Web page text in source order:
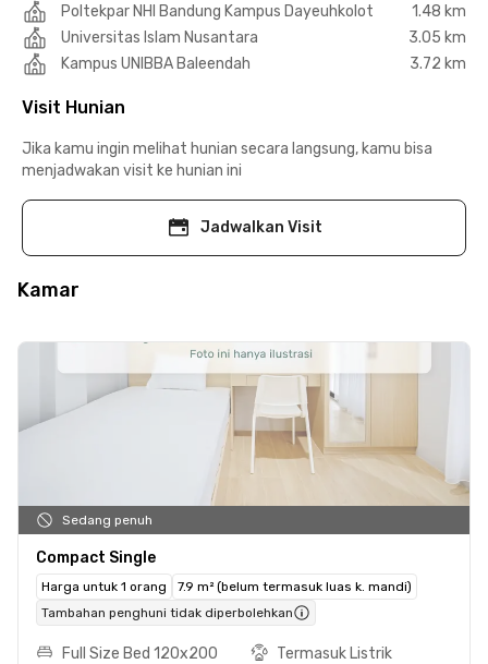
Poltekpar NHI Bandung Kampus Dayeuhkolot
1.48 km
Universitas Islam Nusantara
3.05 km
Kampus UNIBBA Baleendah
3.72 km
Visit Hunian
Jika kamu ingin melihat hunian secara langsung, kamu bisa
menjadwakan visit ke hunian ini
Jadwalkan Visit
Kamar
Sedang penuh
Compact Single
Harga untuk 1 orang
7.9 m² (belum termasuk luas k. mandi)
Tambahan penghuni tidak diperbolehkan
Full Size Bed 120x200
Termasuk Listrik